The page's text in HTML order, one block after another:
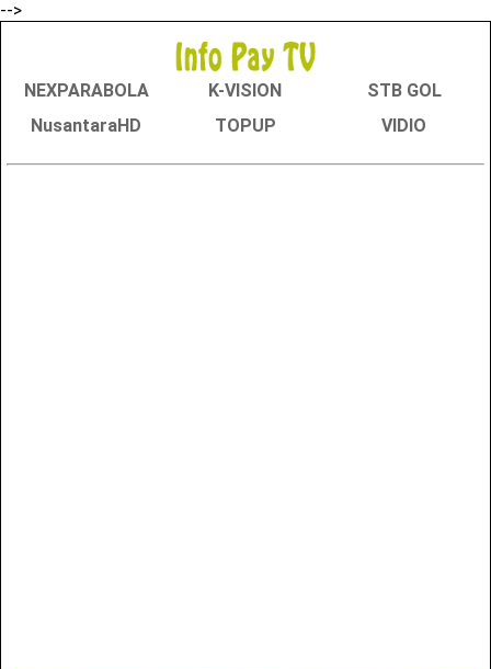
-->
NEXPARABOLA K-VISION
STB GOL
NusantaraHD
TOPUP VIDIO